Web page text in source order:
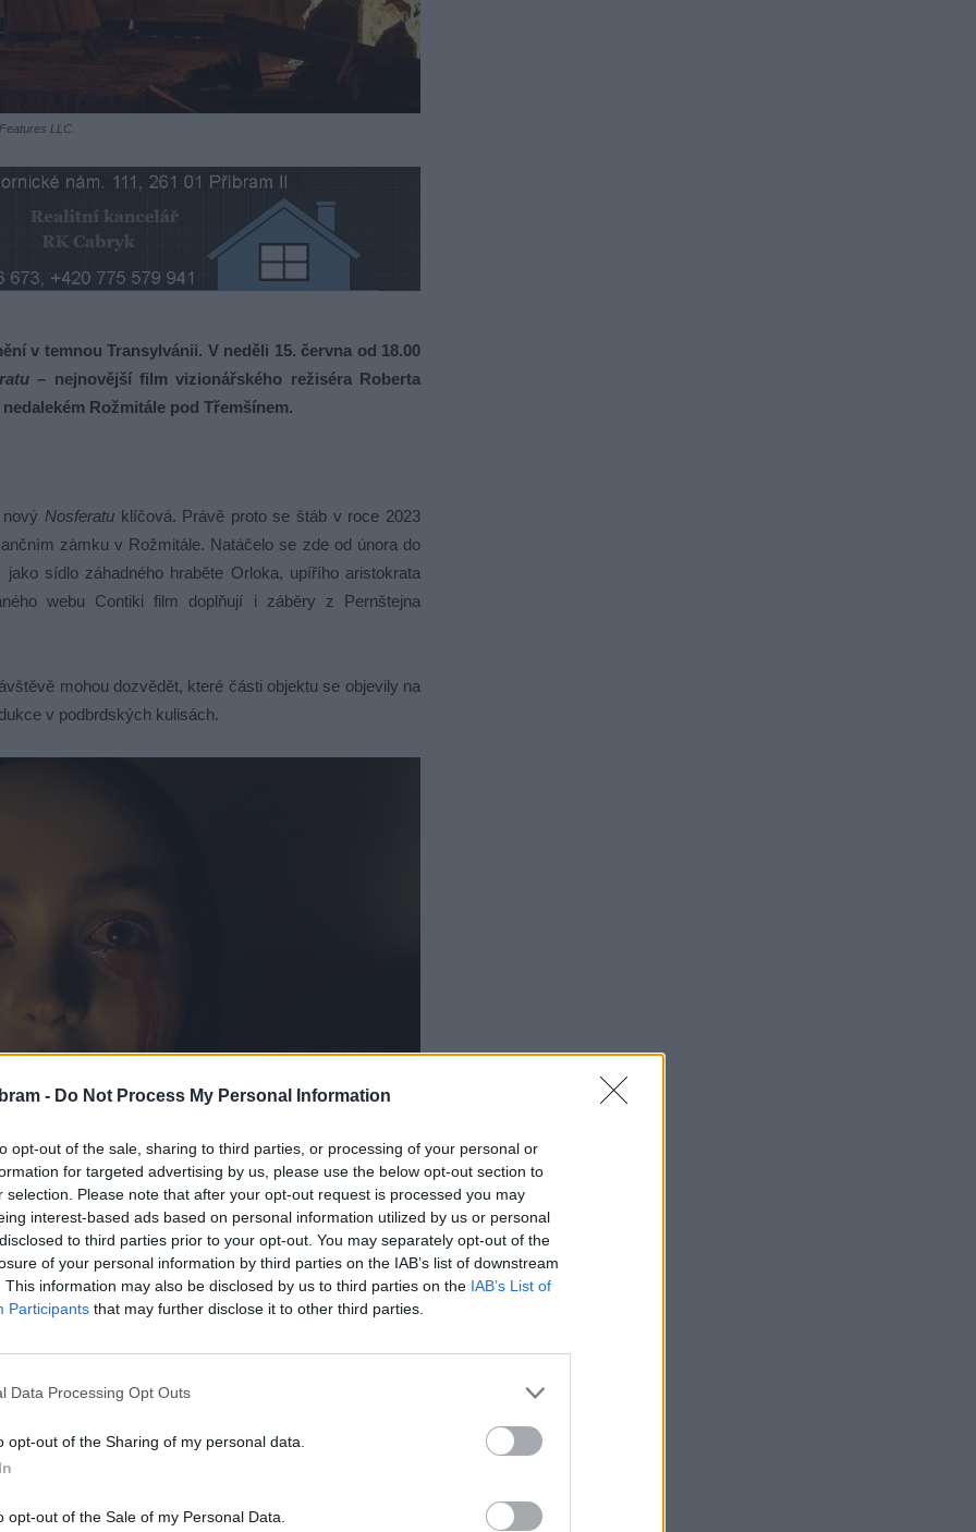
- Do Not Process My Personal Information
opt-out of the sale, sharing to third parties, or processing of your personal or
for targeted advertising by us, please use the below opt-out section to
selection. Please note that after your opt-out request is processed you may
interest-based ads based on personal information utilized by us or personal
to third parties prior to your opt-out. You may separately opt-out of the
of your personal information by third parties on the IAB’s list of downstream
This information may also be disclosed by us to third parties on the IAB’s List of
Participants that may further disclose it to other third parties.
Data Processing Opt Outs
opt-out of the Sharing of my personal data.
opt-out of the Sale of my Personal Data.
LLC.
v temnou Transylvánii. V neděli 15. června od 18.00
– nejnovější film vizionářského režiséra Roberta
Rožmitále pod Třemšínem.
Nosferatuklíčová. Právě proto se štáb v roce 2023
zámku v Rožmitále. Natáčelo se zde od února do
sídlo záhadného hraběte Orloka, upířího aristokrata
webu Contiki film doplňují i záběry z Pernštejna
mohou dozvědět, které části objektu se objevily na
v podbrdských kulisách.
Dafoe
Depp), kterou pronásledují děsivé noční můry. Její
obchodní cestu k tajemnému hraběti Orlokovi (Bill
prastaré zlo. Město se propadá do temnoty, mor se šíří
(Willem Dafoe).